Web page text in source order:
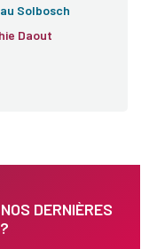
Solbosch
Daout
DERNIÈRES